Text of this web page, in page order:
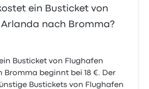
ein Busticket von
Arlanda nach Bromma?
Busticket von Flughafen
Bromma beginnt bei 18 €. Der
Bustickets von Flughafen